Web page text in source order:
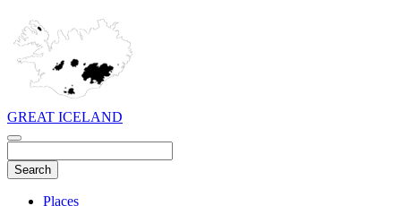
GREAT ICELAND
Places